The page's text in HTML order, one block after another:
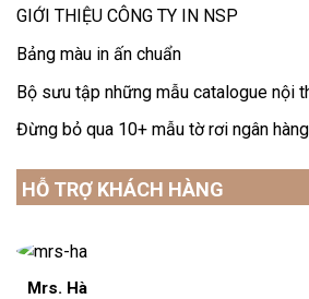
GIỚI THIỆU CÔNG TY IN NSP
Bảng màu in ấn chuẩn
Bộ sưu tập những mẫu catalogue nội
Đừng bỏ qua 10+ mẫu tờ rơi ngân
HỖ TRỢ KHÁCH HÀNG
Mrs. Hà